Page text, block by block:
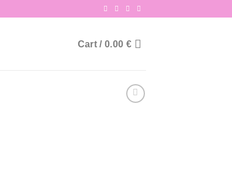
Cart /0.00 €